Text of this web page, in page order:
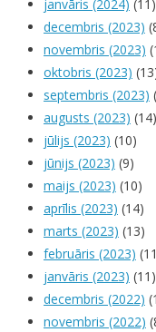
janvāris (2024) (11)
decembris (2023)
novembris (2023)
oktobris (2023)
septembris (2023)
augusts (2023) (14)
jūlijs (2023) (10)
jūnijs (2023) (9)
maijs (2023) (10)
aprīlis (2023) (14)
marts (2023) (13)
februāris (2023)
janvāris (2023) (11)
decembris (2022)
novembris (2022)